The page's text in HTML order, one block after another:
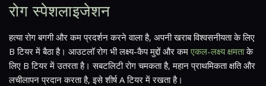
रोग स्पेशलाइजेशन
हत्या रोग बगगी और कम प्रदर्शन करने वाला है, अपनी खराब विश्वसनीयता के लिए
B टियर में बैठा है। आउटलॉ रोग भी लक्ष्य-कैप मुद्दों और कमएकल-लक्ष्य क्षमताके
लिए B टियर में उतरता है। सबटलिटी रोग चमकता है, महान प्राथमिकता क्षति और
लचीलापन प्रदान करता है, इसे शीर्ष A टियर में रखता है।